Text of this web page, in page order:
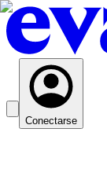
Conectarse